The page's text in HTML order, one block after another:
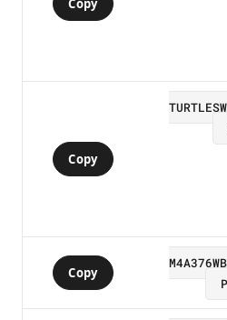
Copy
TURTLESW
Copy
M4A376WB
Copy